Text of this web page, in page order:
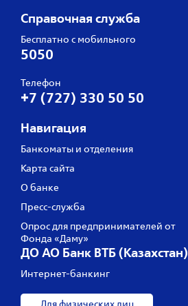
Справочная служба
Бесплатно с мобильного
5050
Телефон
+7 (727) 330 50 50
Навигация
Банкоматы и отделения
Карта сайта
О банке
Пресс‑служба
Опрос для предпринимателей от
Фонда «Даму»
ДО АО Банк ВТБ (Казахстан)
Интернет-банкинг